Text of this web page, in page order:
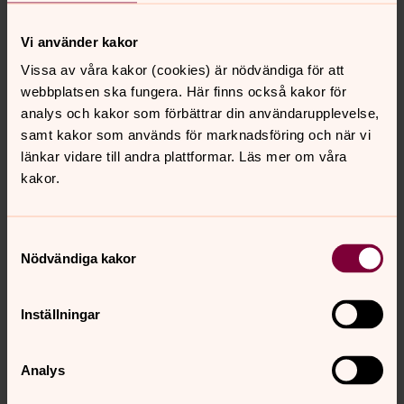
Vi använder kakor
Vissa av våra kakor (cookies) är nödvändiga för att
webbplatsen ska fungera. Här finns också kakor för
analys och kakor som förbättrar din användarupplevelse,
samt kakor som används för marknadsföring och när vi
länkar vidare till andra plattformar. Läs mer om våra
kakor.
Nödvändiga kakor
Inställningar
Analys
Tidningen Spira
om livsfrågor och tro, som delas ut gratis till alla hushåll
inom Svenska kyrkan i Umeås församlingar fyra gånger
per år. Tidningen finns också i din närmaste kyrka.
Arbeta med oss
Press och media i Umeå
Här finns våra senaste pressmeddelanden från Svenska
tips.